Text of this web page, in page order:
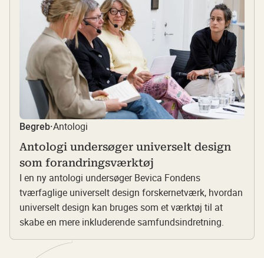
Begreb·Antologi
Antologi undersøger universelt design
som forandringsværktøj
I en ny antologi undersøger Bevica Fondens
tværfaglige universelt design forskernetværk, hvordan
universelt design kan bruges som et værktøj til at
skabe en mere inkluderende samfundsindretning.